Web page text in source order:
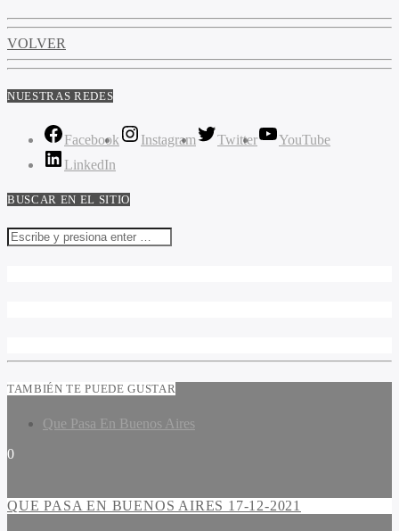
VOLVER
NUESTRAS REDES
Facebook Instagram Twitter
YouTube
LinkedIn
BUSCAR EN EL SITIO
TAMBIÉN TE PUEDE GUSTAR
Que Pasa En Buenos Aires
0
QUE PASA EN BUENOS AIRES 17-12-2021